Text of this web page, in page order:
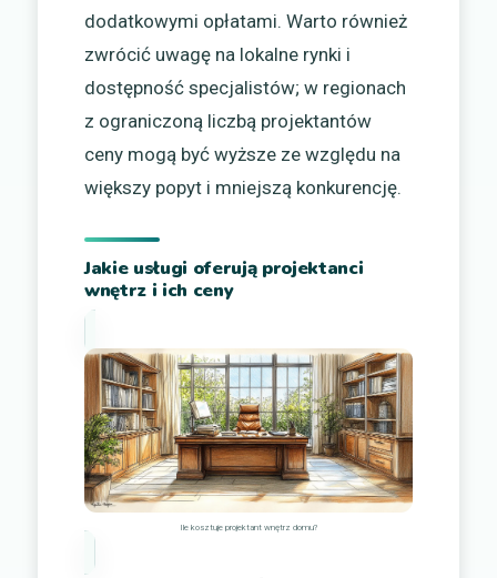
dodatkowymi opłatami. Warto również
zwrócić uwagę na lokalne rynki i
dostępność specjalistów; w regionach
z ograniczoną liczbą projektantów
ceny mogą być wyższe ze względu na
większy popyt i mniejszą konkurencję.
Jakie usługi oferują projektanci
wnętrz i ich ceny
Ile kosztuje projektant wnętrz domu?